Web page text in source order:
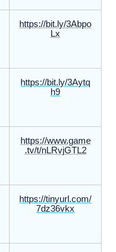
https://bit.ly/3Abpo
Lx
https://bit.ly/3Aytq
h9
https://www.game
.tv/t/nLRvjGTL2
https://tinyurl.com/
7dz36vkx